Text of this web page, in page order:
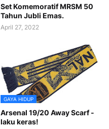
Set Komemoratif MRSM 50
Tahun Jubli Emas.
April 27, 2022
GAYA HIDUP
Arsenal 19/20 Away Scarf -
laku keras!